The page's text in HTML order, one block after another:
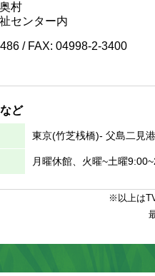
村
センター内
/ FAX: 04998-2-3400
ど
東京(竹芝桟橋)- 父島二見港
月曜休館、火曜~土曜
※以上は